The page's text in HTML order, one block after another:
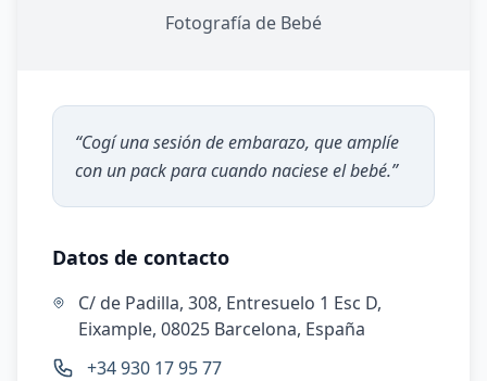
Fotografía de Bebé
“Cogí una sesión de embarazo, que amplíe
con un pack para cuando naciese el bebé.”
Datos de contacto
C/ de Padilla, 308, Entresuelo 1 Esc D,
Eixample, 08025 Barcelona, España
+34 930 17 95 77